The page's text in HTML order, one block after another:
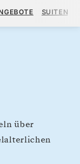
SUITEN
über
und